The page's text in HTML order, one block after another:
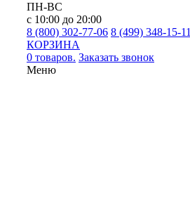
ПН-ВС
с 10:00 до 20:00
8 (800) 302-77-06 8 (499) 348-15-11
КОРЗИНА
0 товаров. Заказать звонок
Меню